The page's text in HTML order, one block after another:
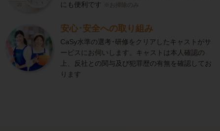
にも便利です ※お掃除のみ
安心･安全への取り組み
CaSy水準の選考･研修をクリアしたキャストがサ
ービスにお伺いします。キャストは本人確認の
上、反社との関与及び犯罪歴の有無を確認してお
ります